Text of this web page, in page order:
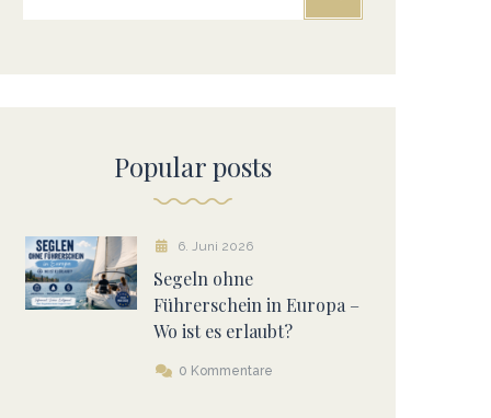
Popular posts
6. Juni 2026
Segeln ohne
Führerschein in Europa –
Wo ist es erlaubt?
0 Kommentare